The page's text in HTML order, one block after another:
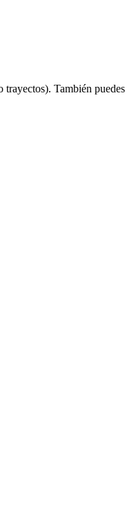
trayectos). También puedes